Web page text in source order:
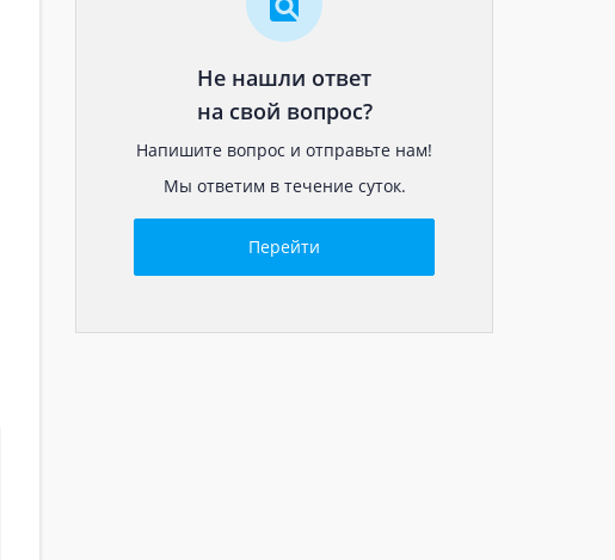
Не нашли ответ
на свой вопрос?
Напишите вопрос и отправьте нам!
Мы ответим в течение суток.
Перейти